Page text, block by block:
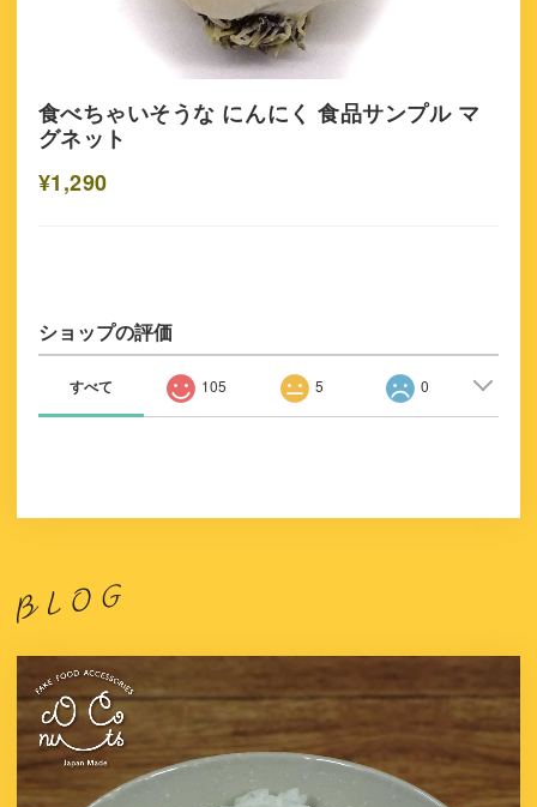
食べちゃいそうな にんにく 食品サンプル マ
グネット
¥1,290
ショップの評価
すべて 105 5 0